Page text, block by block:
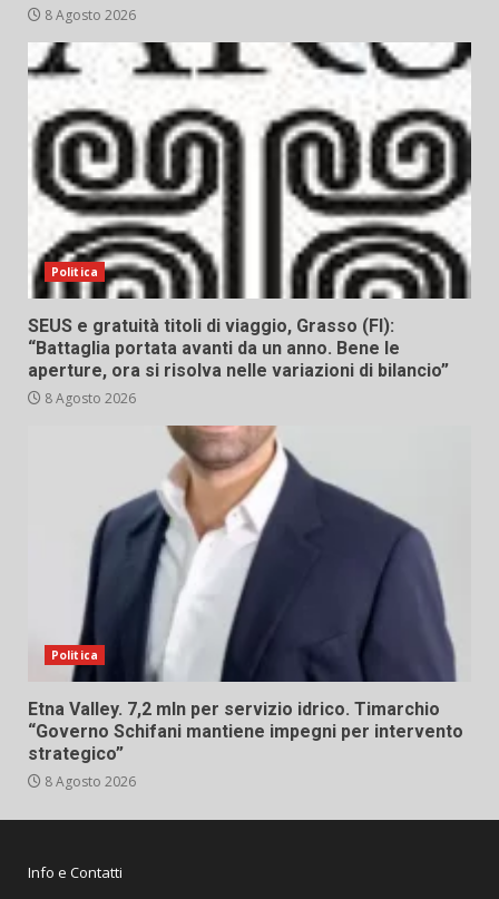
8 Agosto 2026
Politica
SEUS e gratuità titoli di viaggio, Grasso (FI):
“Battaglia portata avanti da un anno. Bene le
aperture, ora si risolva nelle variazioni di bilancio”
8 Agosto 2026
Politica
Etna Valley. 7,2 mln per servizio idrico. Timarchio
“Governo Schifani mantiene impegni per intervento
strategico”
8 Agosto 2026
Info e Contatti